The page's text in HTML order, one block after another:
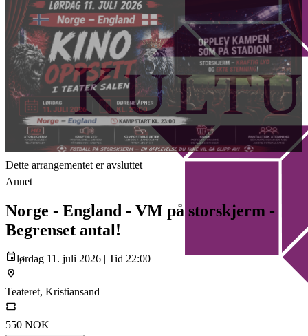
Dette arrangementet er avsluttet
Annet
Norge - England - VM på storskjerm -
Begrenset antal!
lørdag 11. juli 2026 | Tid 22:00
Teateret, Kristiansand
550 NOK